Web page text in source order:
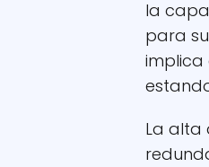
la
para
implica
La alta